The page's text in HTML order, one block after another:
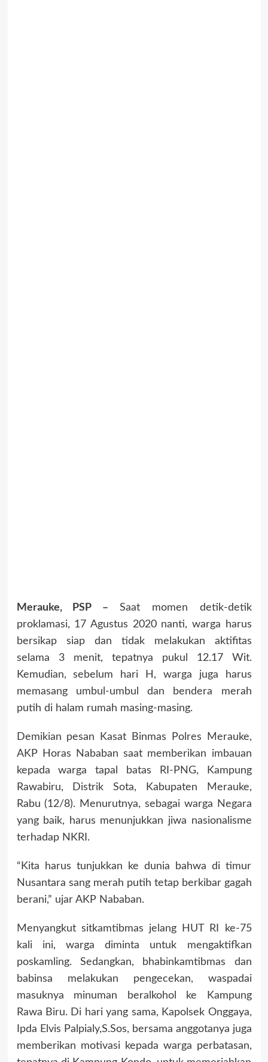
Merauke, PSP – Saat momen detik-detik
proklamasi, 17 Agustus 2020 nanti, warga harus
bersikap siap dan tidak melakukan aktifitas
selama 3 menit, tepatnya pukul 12.17 Wit.
Kemudian, sebelum hari H, warga juga harus
memasang umbul-umbul dan bendera merah
putih di halam rumah masing-masing.
Demikian pesan Kasat Binmas Polres Merauke,
AKP Horas Nababan saat memberikan imbauan
kepada warga tapal batas RI-PNG, Kampung
Rawabiru, Distrik Sota, Kabupaten Merauke,
Rabu (12/8). Menurutnya, sebagai warga Negara
yang baik, harus menunjukkan jiwa nasionalisme
terhadap NKRI.
“Kita harus tunjukkan ke dunia bahwa di timur
Nusantara sang merah putih tetap berkibar gagah
berani,” ujar AKP Nababan.
Menyangkut sitkamtibmas jelang HUT RI ke-75
kali ini, warga diminta untuk mengaktifkan
poskamling. Sedangkan, bhabinkamtibmas dan
babinsa melakukan pengecekan, waspadai
masuknya minuman beralkohol ke Kampung
Rawa Biru. Di hari yang sama, Kapolsek Onggaya,
Ipda Elvis Palpialy,S.Sos, bersama anggotanya juga
memberikan motivasi kepada warga perbatasan,